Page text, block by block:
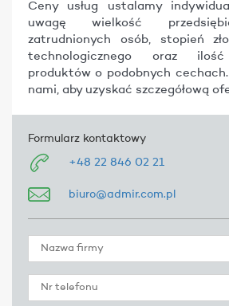
Ceny usług ustalamy
uwagę wielkość
zatrudnionych osób, stopień
technologicznego oraz ilość
produktów o podobnych
nami, aby uzyskać szczegółową
Formularz kontaktowy
+48 22 846 02 21
biuro@admir.com.pl